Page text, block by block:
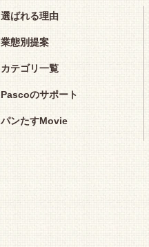
選ばれる理由
業態別提案
カテゴリ一覧
Pascoのサポート
パンたすMovie